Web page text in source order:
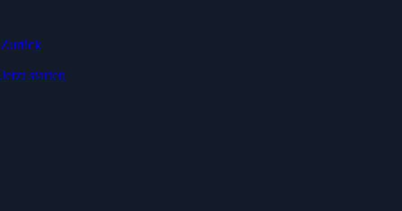
Zurück
Jetzt starten